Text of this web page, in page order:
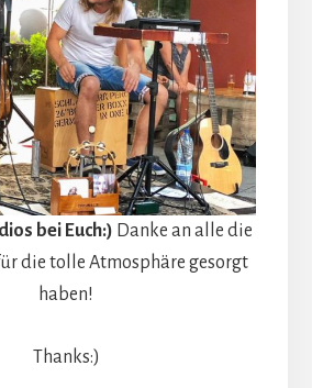
bei Euch:) Danke an alle die
die tolle Atmosphäre gesorgt
haben!
Thanks:)